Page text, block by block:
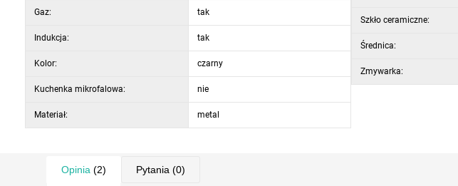
nadaje się do kuchenek indukcyjnych, gazowych, elektrycznych, ceramicznych, piekarników
można myć w zmywarce
Gaz: tak
Indukcja: tak
Kolor: czarny
Kuchenka mikrofalowa: nie
Materiał: metal
Szkło ceramiczne:
Średnica:
Zmywarka:
Opinia (2) Pytania (0)